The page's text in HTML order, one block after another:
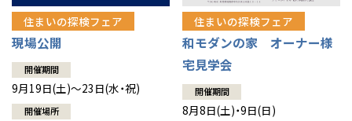
住まいの探検フェア
現場公開
開催期間
9月19日(土)～23日(水・祝)
開催場所
住まいの探検フェア
和モダンの家 オーナー様
宅見学会
開催期間
8月8日(土)・9日(日)